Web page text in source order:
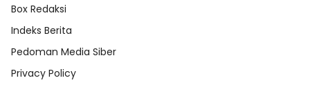
Box Redaksi
Indeks Berita
Pedoman Media Siber
Privacy Policy